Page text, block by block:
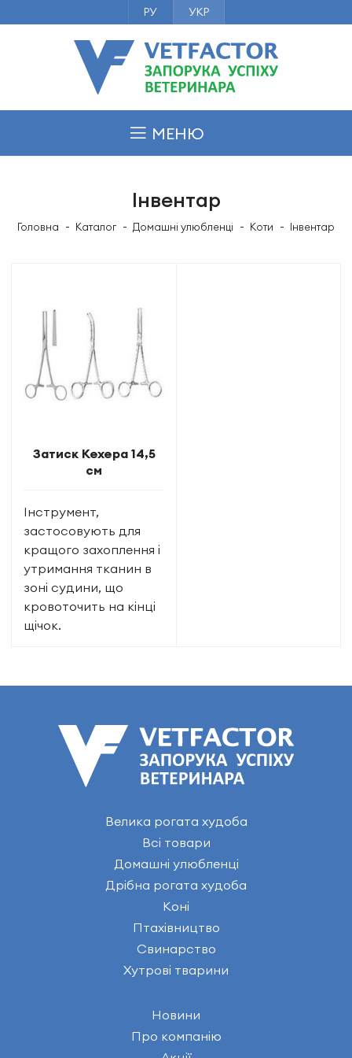
РУ УКР
МЕНЮ
Інвентар
Головна Каталог Домашні улюбленці Коти Інвентар
Затиск Кехера 14,5
см
Інструмент,
застосовують для
кращого захоплення і
утримання тканин в
зоні судини, що
кровоточить на кінці
щічок.
Велика рогата худоба
Всі товари
Домашні улюбленці
Дрібна рогата худоба
Коні
Птахівництво
Свинарство
Хутрові тварини
Новини
Про компанію